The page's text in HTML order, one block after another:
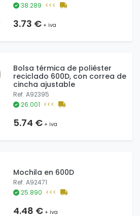
38.289 <<<
3.73 €+ iva
Bolsa térmica de poliéster
reciclado 600D, con correa de
cincha ajustable
Ref. A92395
26.001 <<<
5.74 €+ iva
Mochila en 600D
Ref. A92471
25.890 <<<
4.48 €+ iva